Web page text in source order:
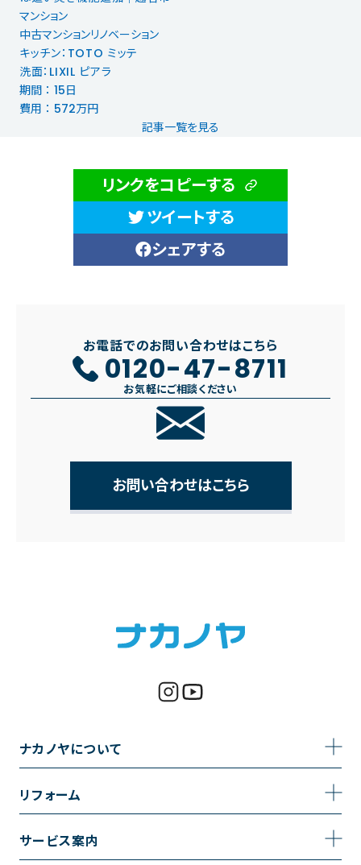
マンション
中古マンションリノベーション
キッチン：TOTO ミッテ
洗面：LIXIL ピアラ
期間 ： 15日
費用 ： 572万円
記事一覧を見る
リンクをコピーする
ツイートする
シェアする
お電話でのお問い合わせはこちら
0120-47-8711
お気軽にご相談ください
お問い合わせはこちら
ナカノヤについて
リフォーム
トイレのリフォーム
サービス案内